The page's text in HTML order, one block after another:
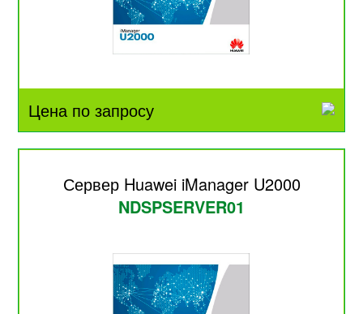
Цена по запросу
Сервер Huawei iManager U2000
NDSPSERVER01